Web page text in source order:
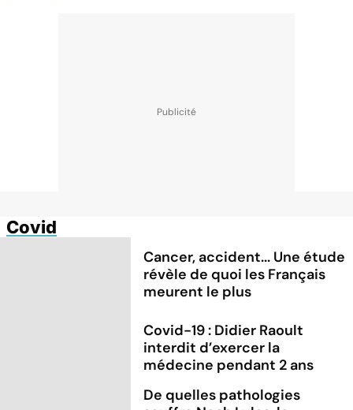
Covid
Cancer, accident... Une étude
révèle de quoi les Français
meurent le plus
Covid-19 : Didier Raoult
interdit d’exercer la
médecine pendant 2 ans
De quelles pathologies